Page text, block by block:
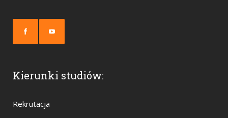
Kierunki studiów:
Rekrutacja